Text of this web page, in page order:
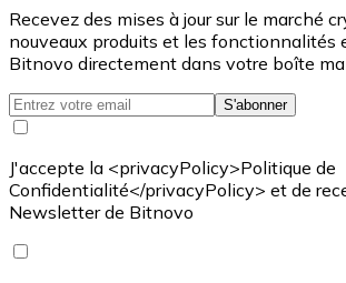
Recevez des mises à jour sur le marché
nouveaux produits et les fonctionnalités
Bitnovo directement dans votre boîte
S'abonner
J'accepte la <privacyPolicy>Politique de
Confidentialité</privacyPolicy> et de
Newsletter de Bitnovo